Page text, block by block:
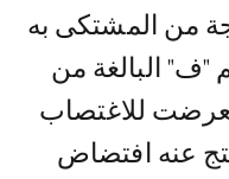
من المشتکی به
"ف" البالغة من
والتی تعرضت للاغتصاب
سنة، ما نتج عنه افتضاض